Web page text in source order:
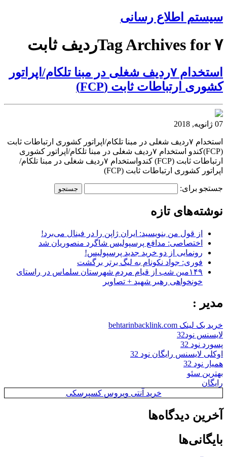
سیستم اطلاع رسانی
Tag Archives for ۷ردیف ثابت
استخدام ۷ردیف شغلی در مبنا تلکام/اپراتور
کشوری ارتباطات ثابت (FCP)
07 ژانویه, 2018
استخدام ۷ردیف شغلی در مبنا تلکام/اپراتور کشوری ارتباطات ثابت
(FCP)کندو استخدام ۷ردیف شغلی در مبنا تلکام/اپراتور کشوری
ارتباطات ثابت (FCP) کندواستخدام ۷ردیف شغلی در مبنا تلکام/
اپراتور کشوری ارتباطات ثابت (FCP)
جستجو برای:
نوشته‌های تازه
از قول من بنویسید: ایران ژاپن را در فینال می‌برد!
اختصاصی: مدافع پرسپولیس شاگرد منصوریان شد
رونمایی از دو خرید جدید پرسپولیس!
فوری: جواد نکونام به لیگ برتر برگشت
۱۴۹مین شب از قیام مردم شهرستان سلماس در راستای
خونخواهی رهبر شهید + تصاویر
مدیر :
خرید بک لینک behtarinbacklink.com
لایسنس نود32
پسورد نود 32
اوکلی لایسنس رایگان نود 32
همیار نود 32
بهترین سئو
رایگان
خرید آنتی ویروس کسپرسکی
آخرین دیدگاه‌ها
بایگانی‌ها